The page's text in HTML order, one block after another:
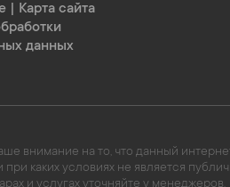
Карта сайта
данных
внимание на то, что данный
при каких условиях не является